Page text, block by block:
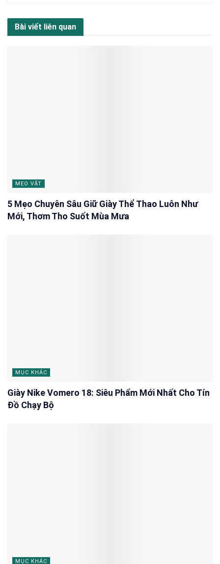
Bài viết liên quan
MẸO VẶT
5 Mẹo Chuyên Sâu Giữ Giày Thể Thao Luôn Như
Mới, Thơm Tho Suốt Mùa Mưa
MỤC KHÁC
Giày Nike Vomero 18: Siêu Phẩm Mới Nhất Cho Tín
Đồ Chạy Bộ
MỤC KHÁC